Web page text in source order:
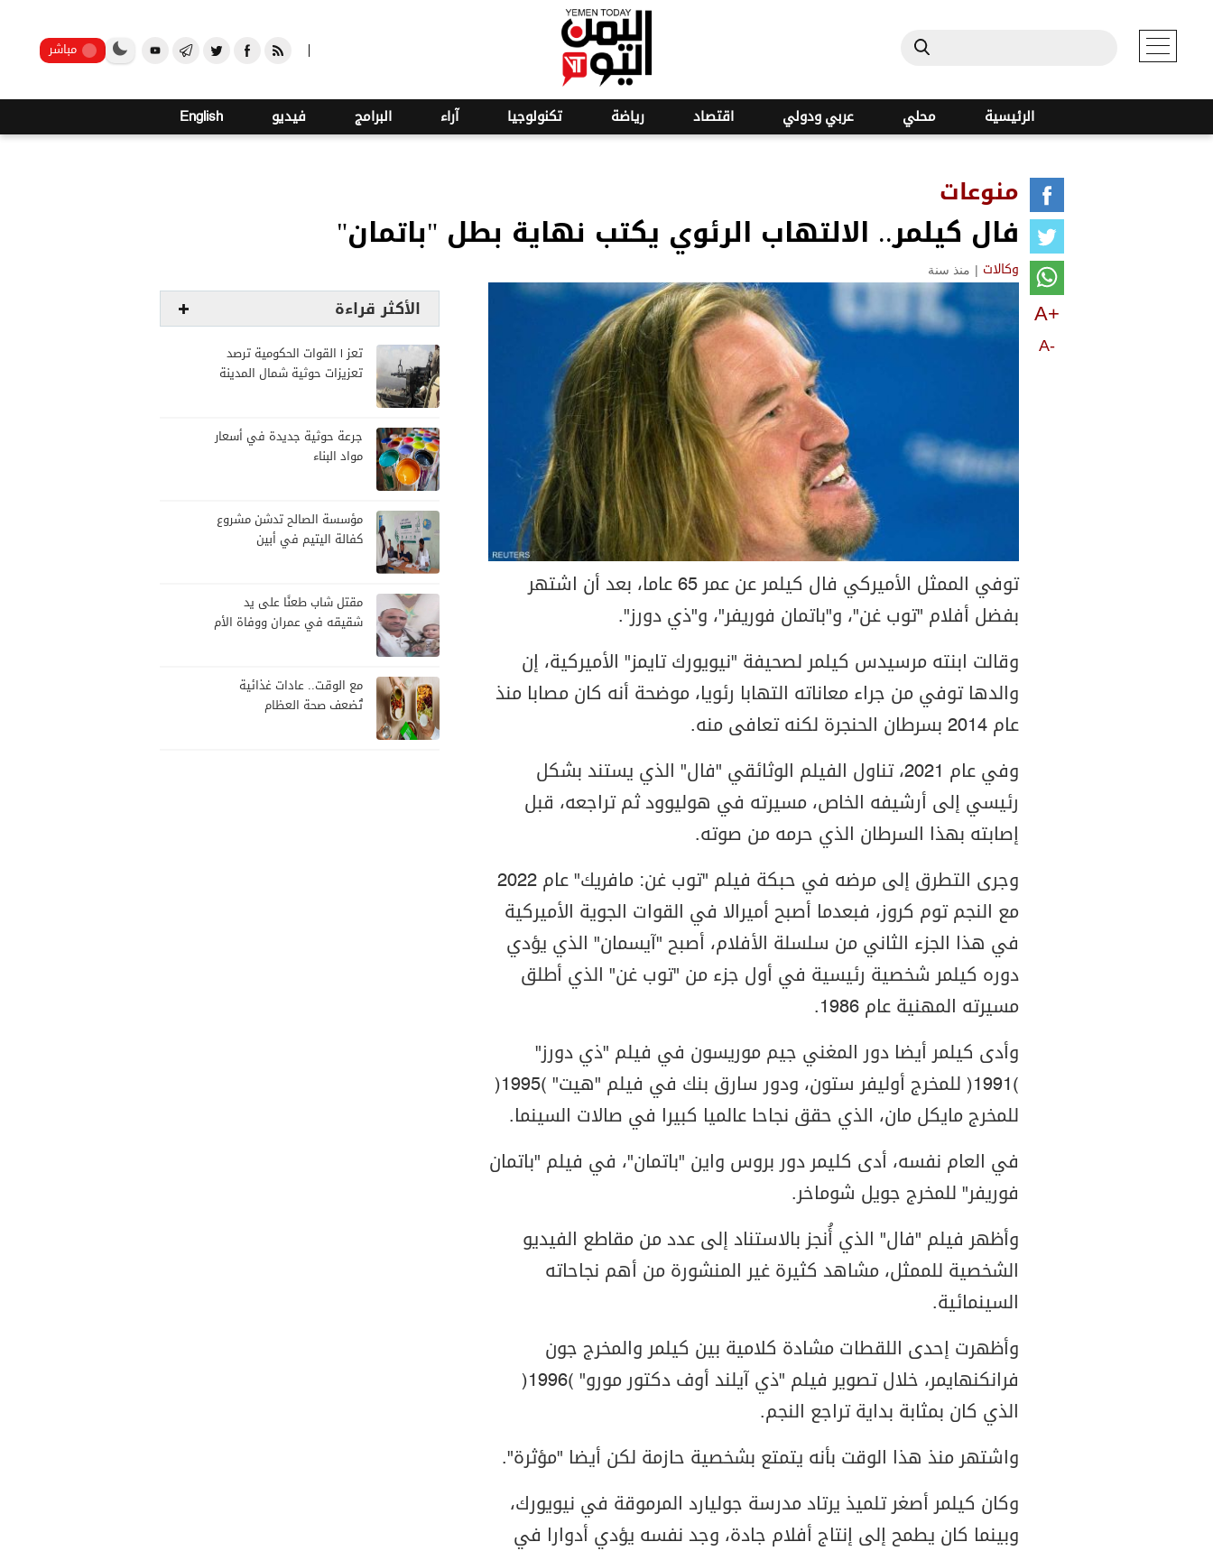
مباشر
الرئيسية محلي عربي ودولي اقتصاد رياضة تكنولوجيا آراء البرامج فيديو English
منوعات
فال كيلمر.. الالتهاب الرئوي يكتب نهاية بطل "باتمان"
وكالات | منذ سنة
A+
A-
توفي الممثل الأميركي فال كيلمر عن عمر 65 عاما، بعد أن اشتهر
بفضل أفلام "توب غن"، و"باتمان فوريفر"، و"ذي دورز".
وقالت ابنته مرسيدس كيلمر لصحيفة "نيويورك تايمز" الأميركية، إن
والدها توفي من جراء معاناته التهابا رئويا، موضحة أنه كان مصابا منذ
عام 2014 بسرطان الحنجرة لكنه تعافى منه.
وفي عام 2021، تناول الفيلم الوثائقي "فال" الذي يستند بشكل
رئيسي إلى أرشيفه الخاص، مسيرته في هوليوود ثم تراجعه، قبل
إصابته بهذا السرطان الذي حرمه من صوته.
وجرى التطرق إلى مرضه في حبكة فيلم "توب غن: مافريك" عام 2022
مع النجم توم كروز، فبعدما أصبح أميرالا في القوات الجوية الأميركية
في هذا الجزء الثاني من سلسلة الأفلام، أصبح "آيسمان" الذي يؤدي
دوره كيلمر شخصية رئيسية في أول جزء من "توب غن" الذي أطلق
مسيرته المهنية عام 1986.
وأدى كيلمر أيضا دور المغني جيم موريسون في فيلم "ذي دورز"
(1991) للمخرج أوليفر ستون، ودور سارق بنك في فيلم "هيت" (1995)
للمخرج مايكل مان، الذي حقق نجاحا عالميا كبيرا في صالات السينما.
في العام نفسه، أدى كليمر دور بروس واين "باتمان"، في فيلم "باتمان
فوريفر" للمخرج جويل شوماخر.
وأظهر فيلم "فال" الذي أُنجز بالاستناد إلى عدد من مقاطع الفيديو
الشخصية للممثل، مشاهد كثيرة غير المنشورة من أهم نجاحاته
السينمائية.
وأظهرت إحدى اللقطات مشادة كلامية بين كيلمر والمخرج جون
فرانكنهايمر، خلال تصوير فيلم "ذي آيلند أوف دكتور مورو" (1996)
الذي كان بمثابة بداية تراجع النجم.
واشتهر منذ هذا الوقت بأنه يتمتع بشخصية حازمة لكن أيضا "مؤثرة".
وكان كيلمر أصغر تلميذ يرتاد مدرسة جوليارد المرموقة في نيويورك،
وبينما كان يطمح إلى إنتاج أفلام جادة، وجد نفسه يؤدي أدوارا في
الأكثر قراءة
تعز | القوات الحكومية ترصد
تعزيزات حوثية شمال المدينة
جرعة حوثية جديدة في أسعار
مواد البناء
مؤسسة الصالح تدشن مشروع
كفالة اليتيم في أبين
مقتل شاب طعنًا على يد
شقيقه في عمران ووفاة الأم
مع الوقت.. عادات غذائية
تُضعف صحة العظام